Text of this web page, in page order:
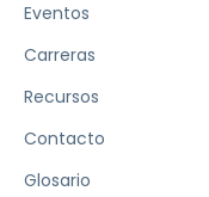
Eventos
Carreras
Recursos
Contacto
Glosario